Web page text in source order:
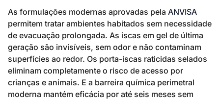
As formulações modernas aprovadas pela ANVISA
permitem tratar ambientes habitados sem necessidade
de evacuação prolongada. As iscas em gel de última
geração são invisíveis, sem odor e não contaminam
superfícies ao redor. Os porta-iscas raticidas selados
eliminam completamente o risco de acesso por
crianças e animais. E a barreira química perimetral
moderna mantém eficácia por até seis meses sem